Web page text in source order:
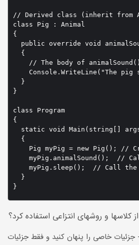
// Derived class (inherit from
class Pig : Animal
{
public override void
  {
// The body of
Console.WriteLine("The pig
  }
}
class Program
{
static void Main(string[]
  {
Pig myPig = new Pig(); //
myPig.animalSound();  //
myPig.sleep();  // Call the
  }
}
و روشهای انتزاعی استفاده کرد؟
جزئیات خاصی را پنهان کنید و فقط جزئیات